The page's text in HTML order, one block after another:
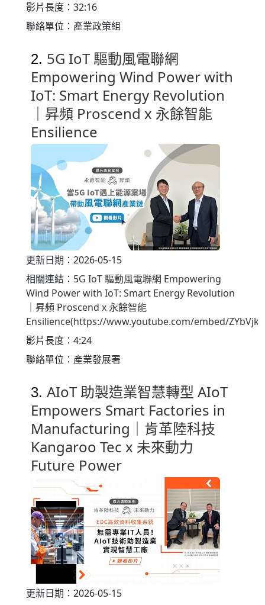
影片長度：32:16
聯絡單位：產業政策組
2. 5G IoT 驅動風電聯網
Empowering Wind Power with
IoT: Smart Energy Revolution
｜昇頻 Proscend x 永餘智能
Ensilience
更新日期：2026-05-15
相關連結： 5G IoT 驅動風電聯網 Empowering
Wind Power with IoT: Smart Energy Revolution
｜昇頻 Proscend x 永餘智能
Ensilience(https://www.youtube.com/embed/
影片長度：4:24
聯絡單位：產業發展署
3. AIoT 助製造業智慧轉型 AIoT
Empowers Smart Factories in
Manufacturing｜肯革陸科技
Kangaroo Tec x 未來動力
Future Power
更新日期：2026-05-15